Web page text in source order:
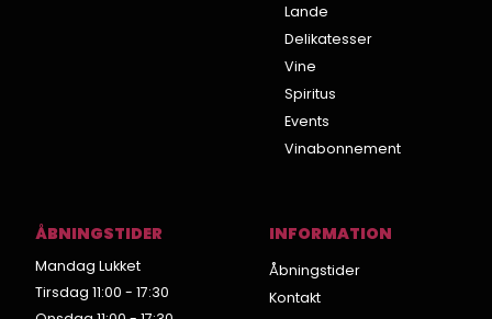
Lande
Delikatesser
Vine
Spiritus
Events
Vinabonnement
ÅBNINGSTIDER
Mandag Lukket
Tirsdag 11:00 - 17:30
INFORMATION
Åbningstider
Kontakt